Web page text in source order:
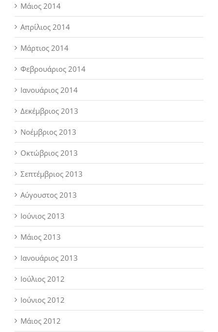
Μάιος 2014
Απρίλιος 2014
Μάρτιος 2014
Φεβρουάριος 2014
Ιανουάριος 2014
Δεκέμβριος 2013
Νοέμβριος 2013
Οκτώβριος 2013
Σεπτέμβριος 2013
Αύγουστος 2013
Ιούνιος 2013
Μάιος 2013
Ιανουάριος 2013
Ιούλιος 2012
Ιούνιος 2012
Μάιος 2012